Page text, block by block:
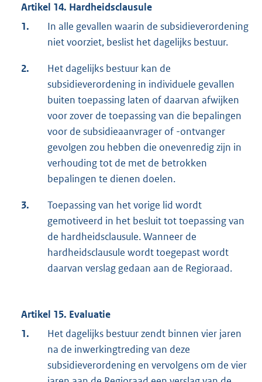
Artikel 14. Hardheidsclausule
1.
In alle gevallen waarin de subsidieverordening
niet voorziet, beslist het dagelijks bestuur.
2.
Het dagelijks bestuur kan de
subsidieverordening in individuele gevallen
buiten toepassing laten of daarvan afwijken
voor zover de toepassing van die bepalingen
voor de subsidieaanvrager of -ontvanger
gevolgen zou hebben die onevenredig zijn in
verhouding tot de met de betrokken
bepalingen te dienen doelen.
3.
Toepassing van het vorige lid wordt
gemotiveerd in het besluit tot toepassing van
de hardheidsclausule. Wanneer de
hardheidsclausule wordt toegepast wordt
daarvan verslag gedaan aan de Regioraad.
Artikel 15. Evaluatie
1.
Het dagelijks bestuur zendt binnen vier jaren
na de inwerkingtreding van deze
subsidieverordening en vervolgens om de vier